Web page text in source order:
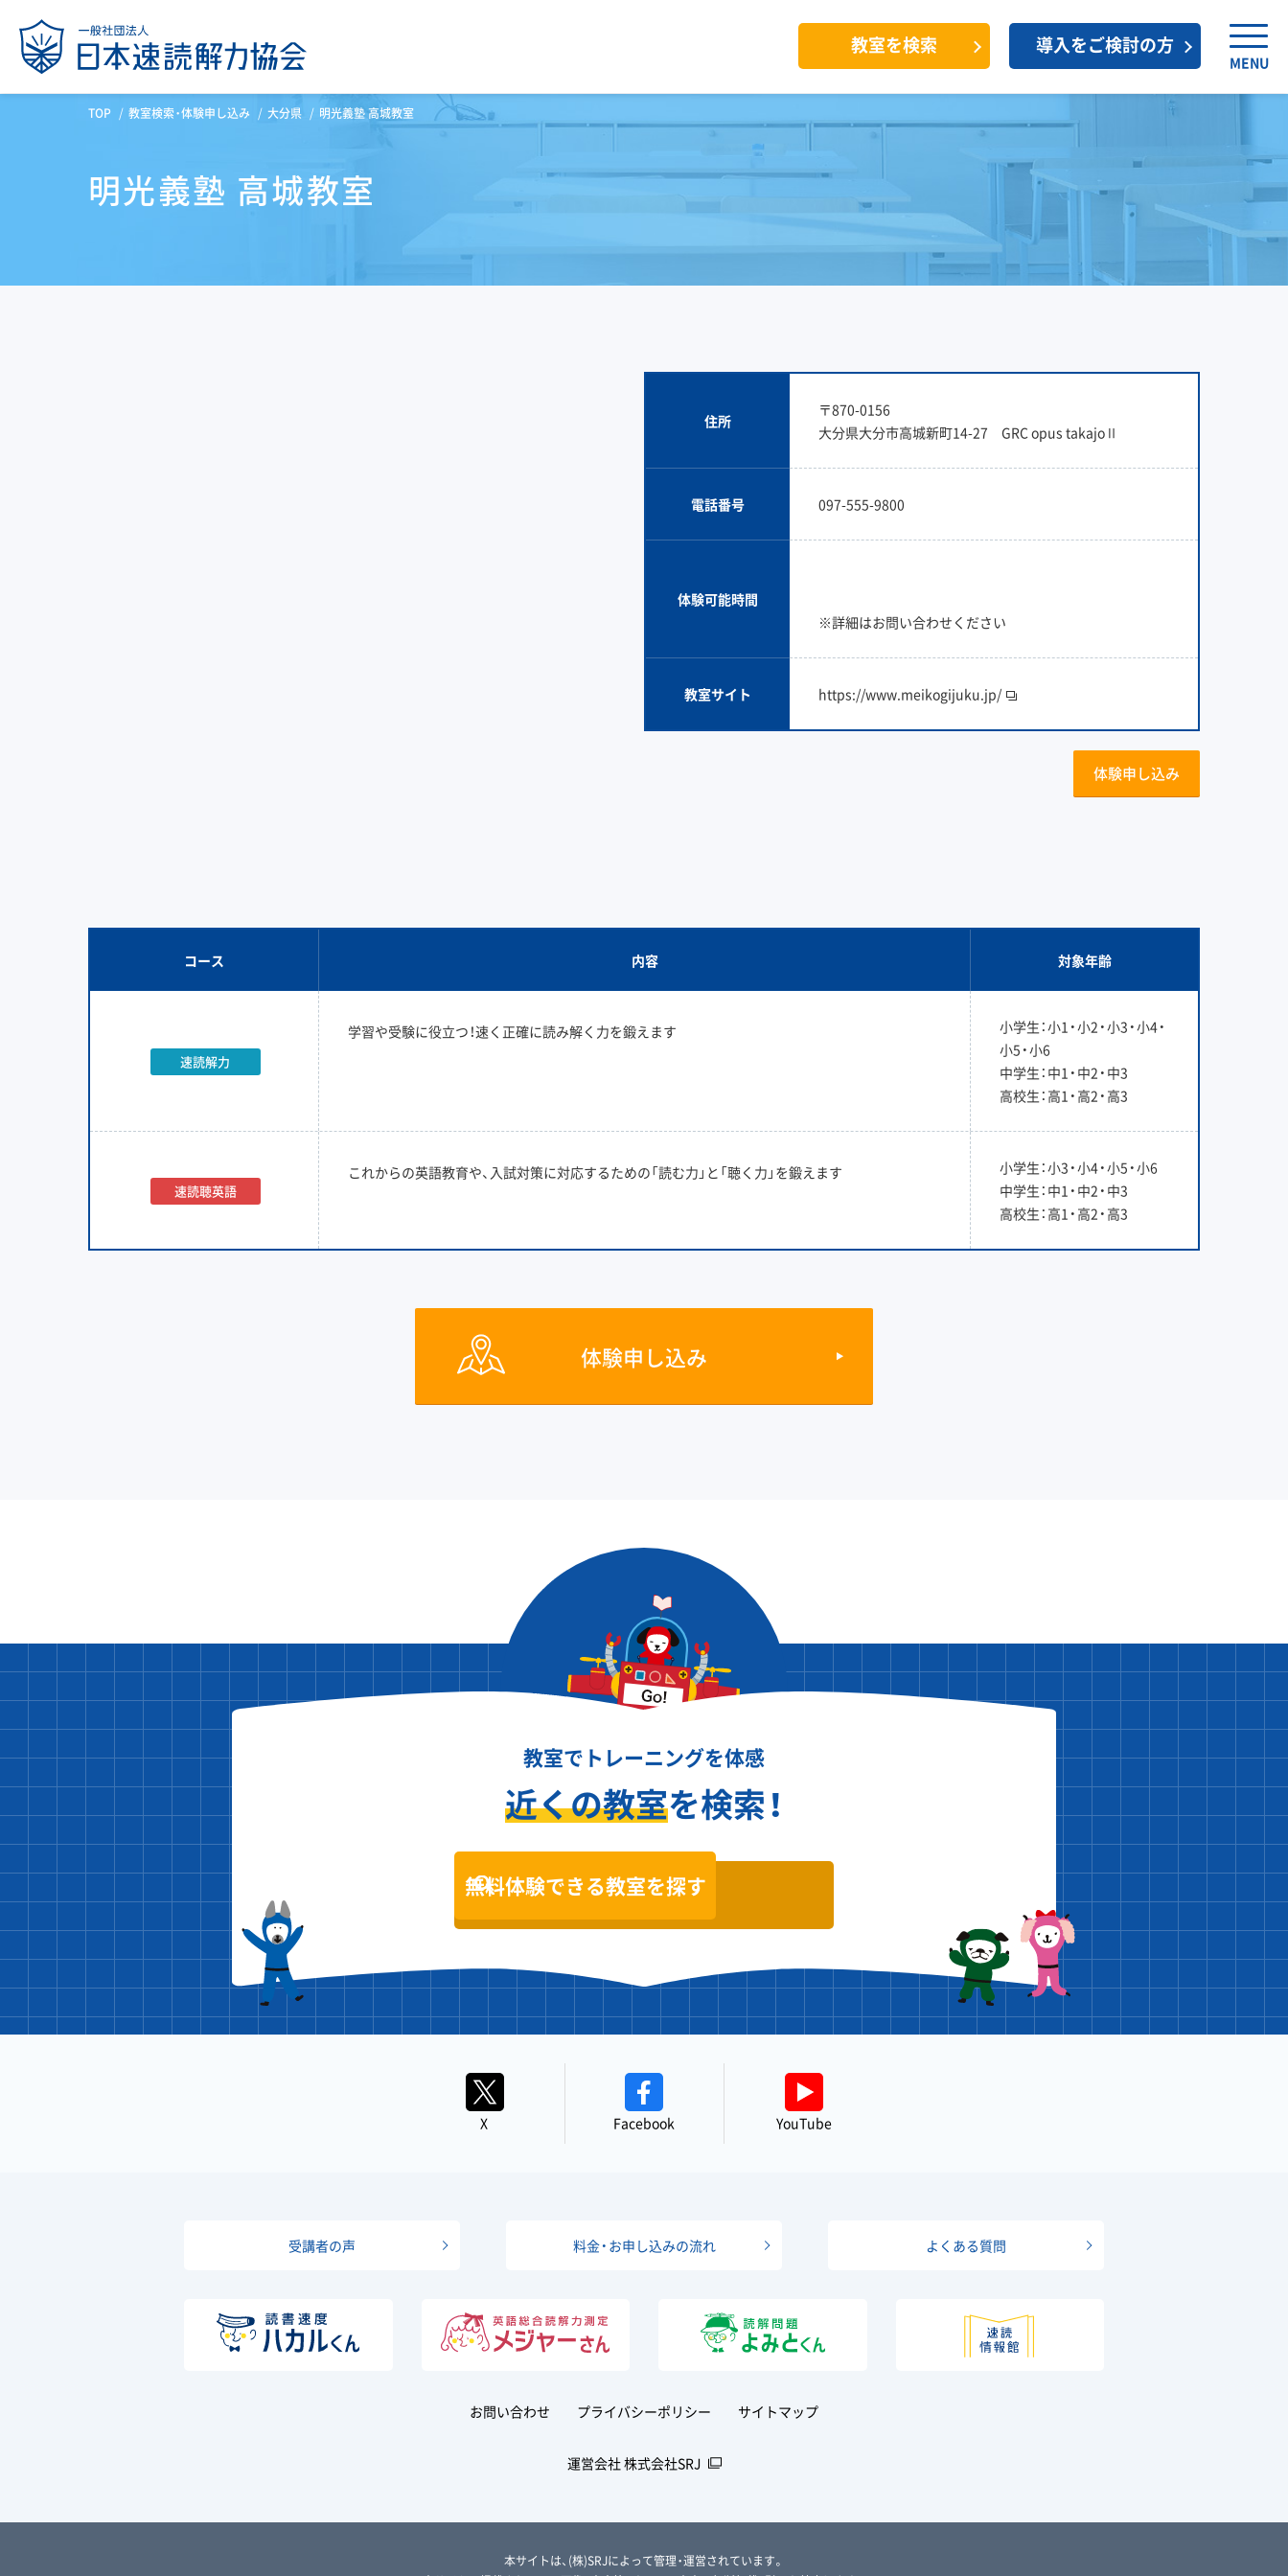
教室を検索 導入をご検討の方
MENU
TOP 教室検索・体験申し込み 大分県 明光義塾 高城教室
明光義塾 高城教室
住所
〒870-0156
大分県大分市高城新町14-27 GRC opus takajoⅡ
電話番号 097-555-9800
体験可能時間
※詳細はお問い合わせください
教室サイト https://www.meikogijuku.jp/
体験申し込み
コース 内容 対象年齢
速読解力
学習や受験に役立つ！速く正確に読み解く力を鍛えます
小学生：小1・小2・小3・小4・
小5・小6
中学生：中1・中2・中3
高校生：高1・高2・高3
速読聴英語
これからの英語教育や、入試対策に対応するための「読む力」と「聴く力」を鍛えます
小学生：小3・小4・小5・小6
中学生：中1・中2・中3
高校生：高1・高2・高3
体験申し込み
教室でトレーニングを体感
近くの教室を検索！
無料体験できる教室を探す
X Facebook YouTube
受講者の声 料金・お申し込みの流れ よくある質問
お問い合わせ プライバシーポリシー サイトマップ
運営会社 株式会社SRJ
本サイトは、(株)SRJによって管理・運営されています。